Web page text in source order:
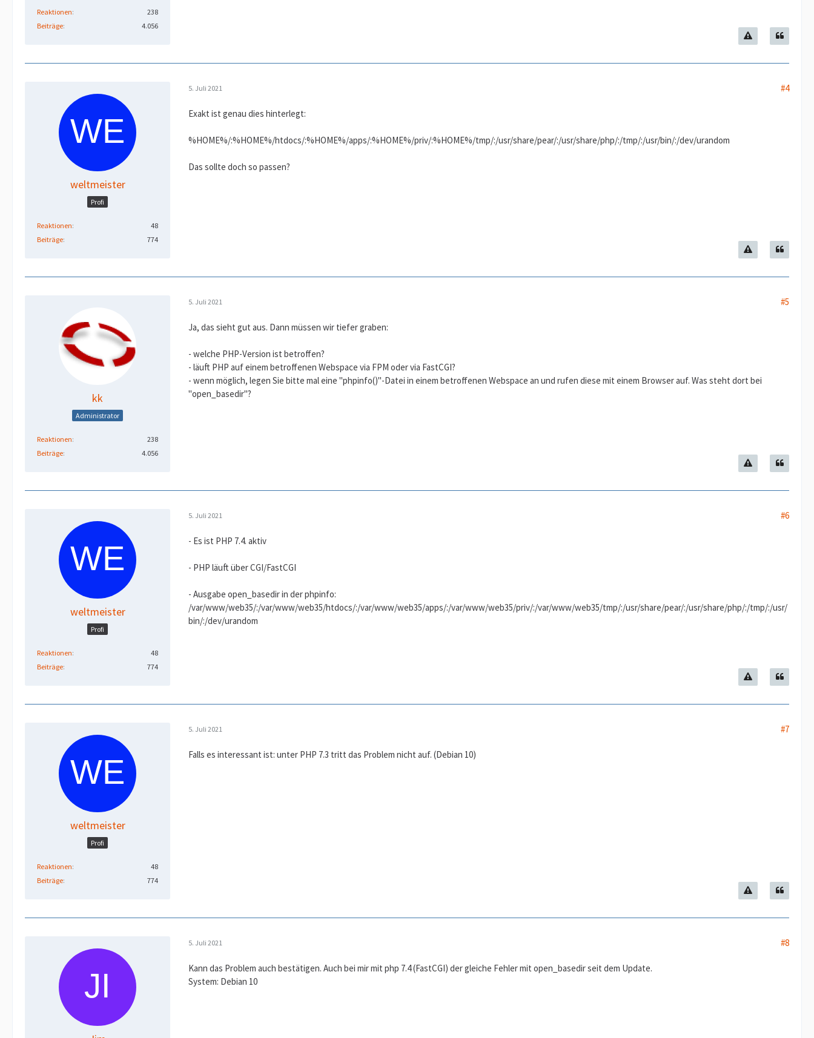
Reaktionen
238
Beiträge
4.056
weltmeister
Profi
Reaktionen
48
Beiträge
774
5. Juli 2021 #4
Exakt ist genau dies hinterlegt:
%HOME%/:%HOME%/htdocs/:%HOME%/apps/:%HOME%/priv/:%HOME%/tmp/:/usr/share/pear/:/usr/share/php/:/tmp/:/usr/bin/:/dev/urandom
Das sollte doch so passen?
kk
Administrator
Reaktionen
238
Beiträge
4.056
5. Juli 2021 #5
Ja, das sieht gut aus. Dann müssen wir tiefer graben:
- welche PHP-Version ist betroffen?
- läuft PHP auf einem betroffenen Webspace via FPM oder via FastCGI?
- wenn möglich, legen Sie bitte mal eine "phpinfo()"-Datei in einem betroffenen Webspace an und rufen diese mit einem Browser auf. Was steht dort bei
"open_basedir"?
weltmeister
Profi
Reaktionen
48
Beiträge
774
5. Juli 2021 #6
- Es ist PHP 7.4. aktiv
- PHP läuft über CGI/FastCGI
- Ausgabe open_basedir in der phpinfo:
/var/www/web35/:/var/www/web35/htdocs/:/var/www/web35/apps/:/var/www/web35/priv/:/var/www/web35/tmp/:/usr/share/pear/:/usr/share/php/:/tmp/:/usr/
bin/:/dev/urandom
weltmeister
Profi
Reaktionen
48
Beiträge
774
5. Juli 2021 #7
Falls es interessant ist: unter PHP 7.3 tritt das Problem nicht auf. (Debian 10)
5. Juli 2021 #8
Kann das Problem auch bestätigen. Auch bei mir mit php 7.4 (FastCGI) der gleiche Fehler mit open_basedir seit dem Update.
System: Debian 10